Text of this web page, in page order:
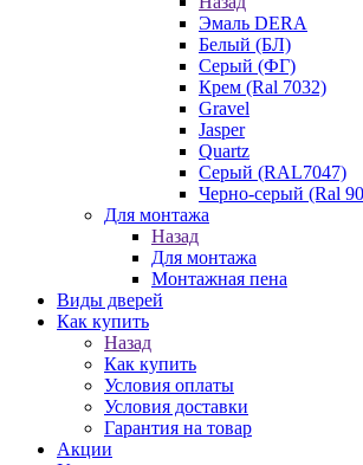
Эмаль DERA
Белый (БЛ)
Серый (ФГ)
Крем (Ral 7032)
Gravel
Jasper
Quartz
Серый (RAL7047)
Черно-серый (Ral
Для монтажа
Назад
Для монтажа
Монтажная пена
Виды дверей
Как купить
Назад
Как купить
Условия оплаты
Условия доставки
Гарантия на товар
Акции